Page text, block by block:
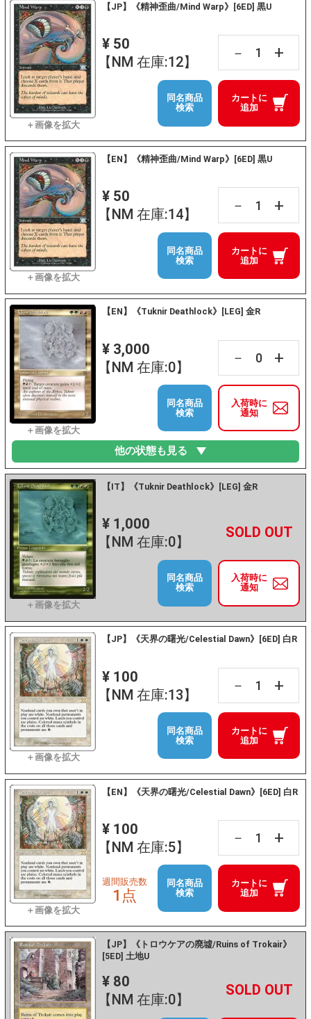
【JP】《精神歪曲/Mind Warp》[6ED] 黒U
¥ 50
【NM 在庫:12】
－ +
カートに
追加
同名商品
検索
【EN】《精神歪曲/Mind Warp》[6ED] 黒U
¥ 50
【NM 在庫:14】
－ +
カートに
追加
同名商品
検索
【EN】《Tuknir Deathlock》[LEG] 金R
¥ 3,000
【NM 在庫:0】
－ +
入荷時に
通知
同名商品
検索
他の状態も見る
【IT】《Tuknir Deathlock》[LEG] 金R
¥ 1,000
【NM 在庫:0】
－ +
入荷時に
通知
同名商品
検索
【JP】《天界の曙光/Celestial Dawn》[6ED] 白R
¥ 100
【NM 在庫:13】
－ +
カートに
追加
同名商品
検索
【EN】《天界の曙光/Celestial Dawn》[6ED] 白R
¥ 100
【NM 在庫:5】
－ +
カートに
追加
週間販売数
1点
同名商品
検索
【JP】《トロウケアの廃墟/Ruins of Trokair》
[5ED] 土地U
¥ 80
【NM 在庫:0】
－ +